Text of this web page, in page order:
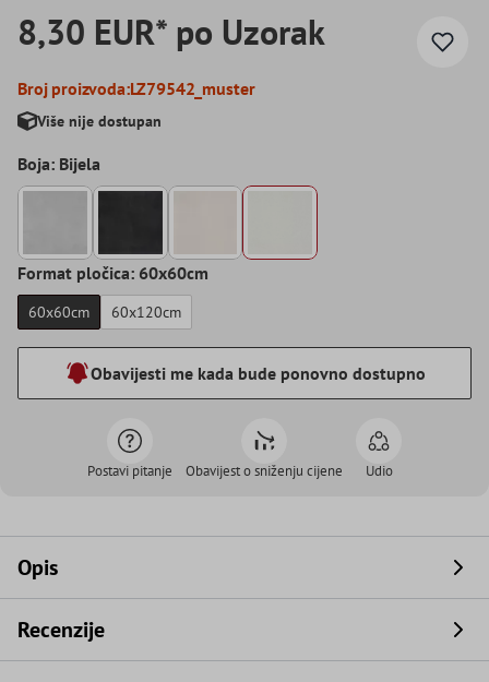
8,30 EUR* po Uzorak
Broj proizvoda:LZ79542_muster
Više nije dostupan
Boja: Bijela
Format pločica: 60x60cm
60x60cm 60x120cm
Obavijesti me kada bude ponovno dostupno
Postavi pitanje Obavijest o sniženju cijene Udio
Opis
Recenzije